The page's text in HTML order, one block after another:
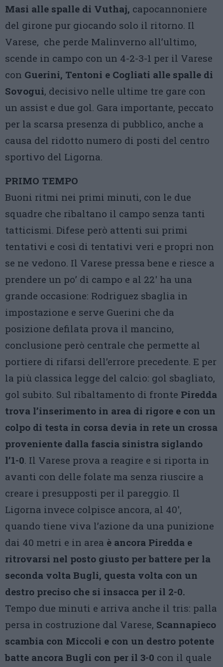
Masi alle spalle di Vuthaj, capocannoniere
del girone pur giocando solo il ritorno. Il
Varese, che perde Malinverno all’ultimo,
scende in campo con un 4-2-3-1 per il Varese
con Guerini, Tentoni e Cogliati alle spalle di
Sovogui, decisivo nelle ultime tre gare con
un assist e due gol. Gara importante, peccato
per la scarsa presenza di pubblico, anche a
causa del ridotto numero di posti del centro
sportivo del Ligorna.
PRIMO TEMPO
Buoni ritmi nei primi minuti, con le due
squadre che ribaltano il campo senza tanti
tatticismi. Difese però attenti sui primi
tentativi e così di tentativi veri e propri non
se ne vedono. Il Varese pressa bene e riesce a
prendere un po’ di campo e al 22′ ha una
grande occasione: Rodriguez sbaglia in
impostazione e serve Guerini che da
posizione defilata prova il mancino,
conclusione però centrale che permette al
portiere di rifarsi dell’errore precedente. E per
la più classica legge del calcio: gol sbagliato,
gol subito. Sul ribaltamento di fronte Piredda
trova l’inserimento in area di rigore e con un
colpo di testa in corsa devia in rete un crossa
proveniente dalla fascia sinistra siglando
l’1-0. Il Varese prova a reagire e si riporta in
avanti con delle folate ma senza riuscire a
creare i presupposti per il pareggio. Il
Ligorna invece colpisce ancora, al 40′,
quando tiene viva l’azione da una punizione
dai 40 metri e in area è ancora Piredda e
ritrovarsi nel posto giusto per battere per la
seconda volta Bugli, questa volta con un
destro preciso che si insacca per il 2-0.
Tempo due minuti e arriva anche il tris: palla
persa in costruzione dal Varese, Scannapieco
scambia con Miccoli e con un destro potente
batte ancora Bugli con per il 3-0 con il quale